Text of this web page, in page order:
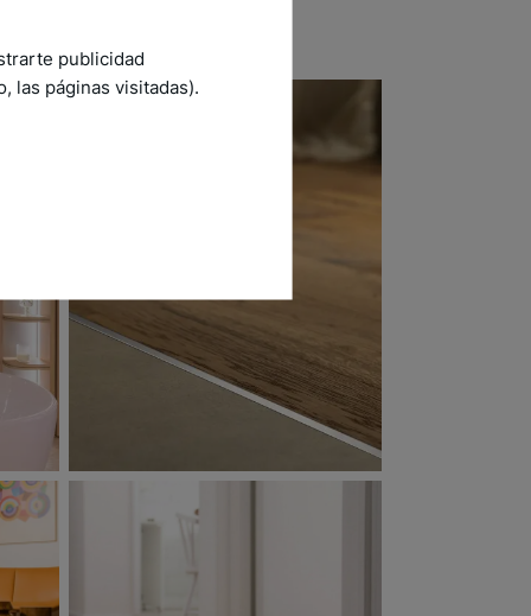
publicidad
las páginas visitadas).